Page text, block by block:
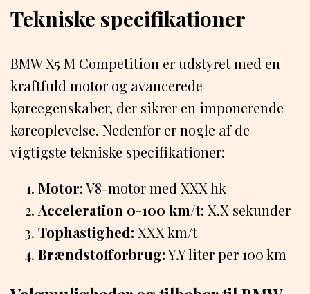
Tekniske specifikationer
BMW X5 M Competition er udstyret med en
kraftfuld motor og avancerede
køreegenskaber, der sikrer en imponerende
køreoplevelse. Nedenfor er nogle af de
vigtigste tekniske specifikationer:
Motor:V8-motor med XXX hk
Acceleration 0-100 km/t: X.X sekunder
Tophastighed: XXX km/t
Brændstofforbrug:Y.Y liter per 100 km